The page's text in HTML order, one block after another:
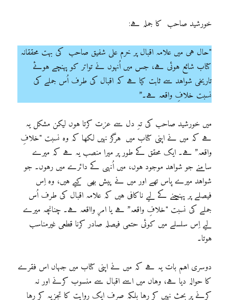
خورشید صاحب کا جملہ ہے:
"حال ہی میں علامہ اقبال پر خرم علی شفیق صاحب کی بہت محققانہ
کتاب شائع ہوئی ہے، جس میں اُنہوں نے تواتر کو پہنچے ہوئے
تاریخی شواہد سے ثابت کیا ہے کہ اقبال کی طرف اُس جملے کی
نسبت خلافِ واقعہ ہے۔”
میں خورشید صاحب کی تہِ دل سے عزت کرتا ہوں لیکن مشکل یہ
ہے کہ میں نے اپنی کتاب میں ہرگز نہیں لکھا کہ وہ نسبت "خلافِ
واقعہ” ہے۔ ایک محقق کے طور پر میرا منصب یہ ہے کہ میرے
سامنے جو شواہد موجود ہوں، میں اُنہی کے دائرے میں رہوں۔ جو
شواہد میرے پاس تھے اور میں نے پیش بھی کیے ہیں، وہ اِس
فیصلے پر پہنچنے کے لیے ناکافی ہیں کہ علامہ اقبال کی طرف اُس
جملے کی نسبت "خلافِ واقعہ” ہے یا امرِ وااقعہ ہے۔ چنانچہ میرے
لیے اِس سلسلے میں کوئی حتمی فیصلہ صادر کرنا قطعی غیرمناسب
ہوتا۔
دوسری اہم بات یہ ہے کہ میں نے اپنی کتاب میں جہاں اس فقرے
کا حوالہ دیا ہے، وہاں میں اسے اقبال سے منسوب کرنے اور نہ
کرنے پر بحث نہیں کر رہا بلکہ صرف ایک روایت کا تجزیہ کر رہا